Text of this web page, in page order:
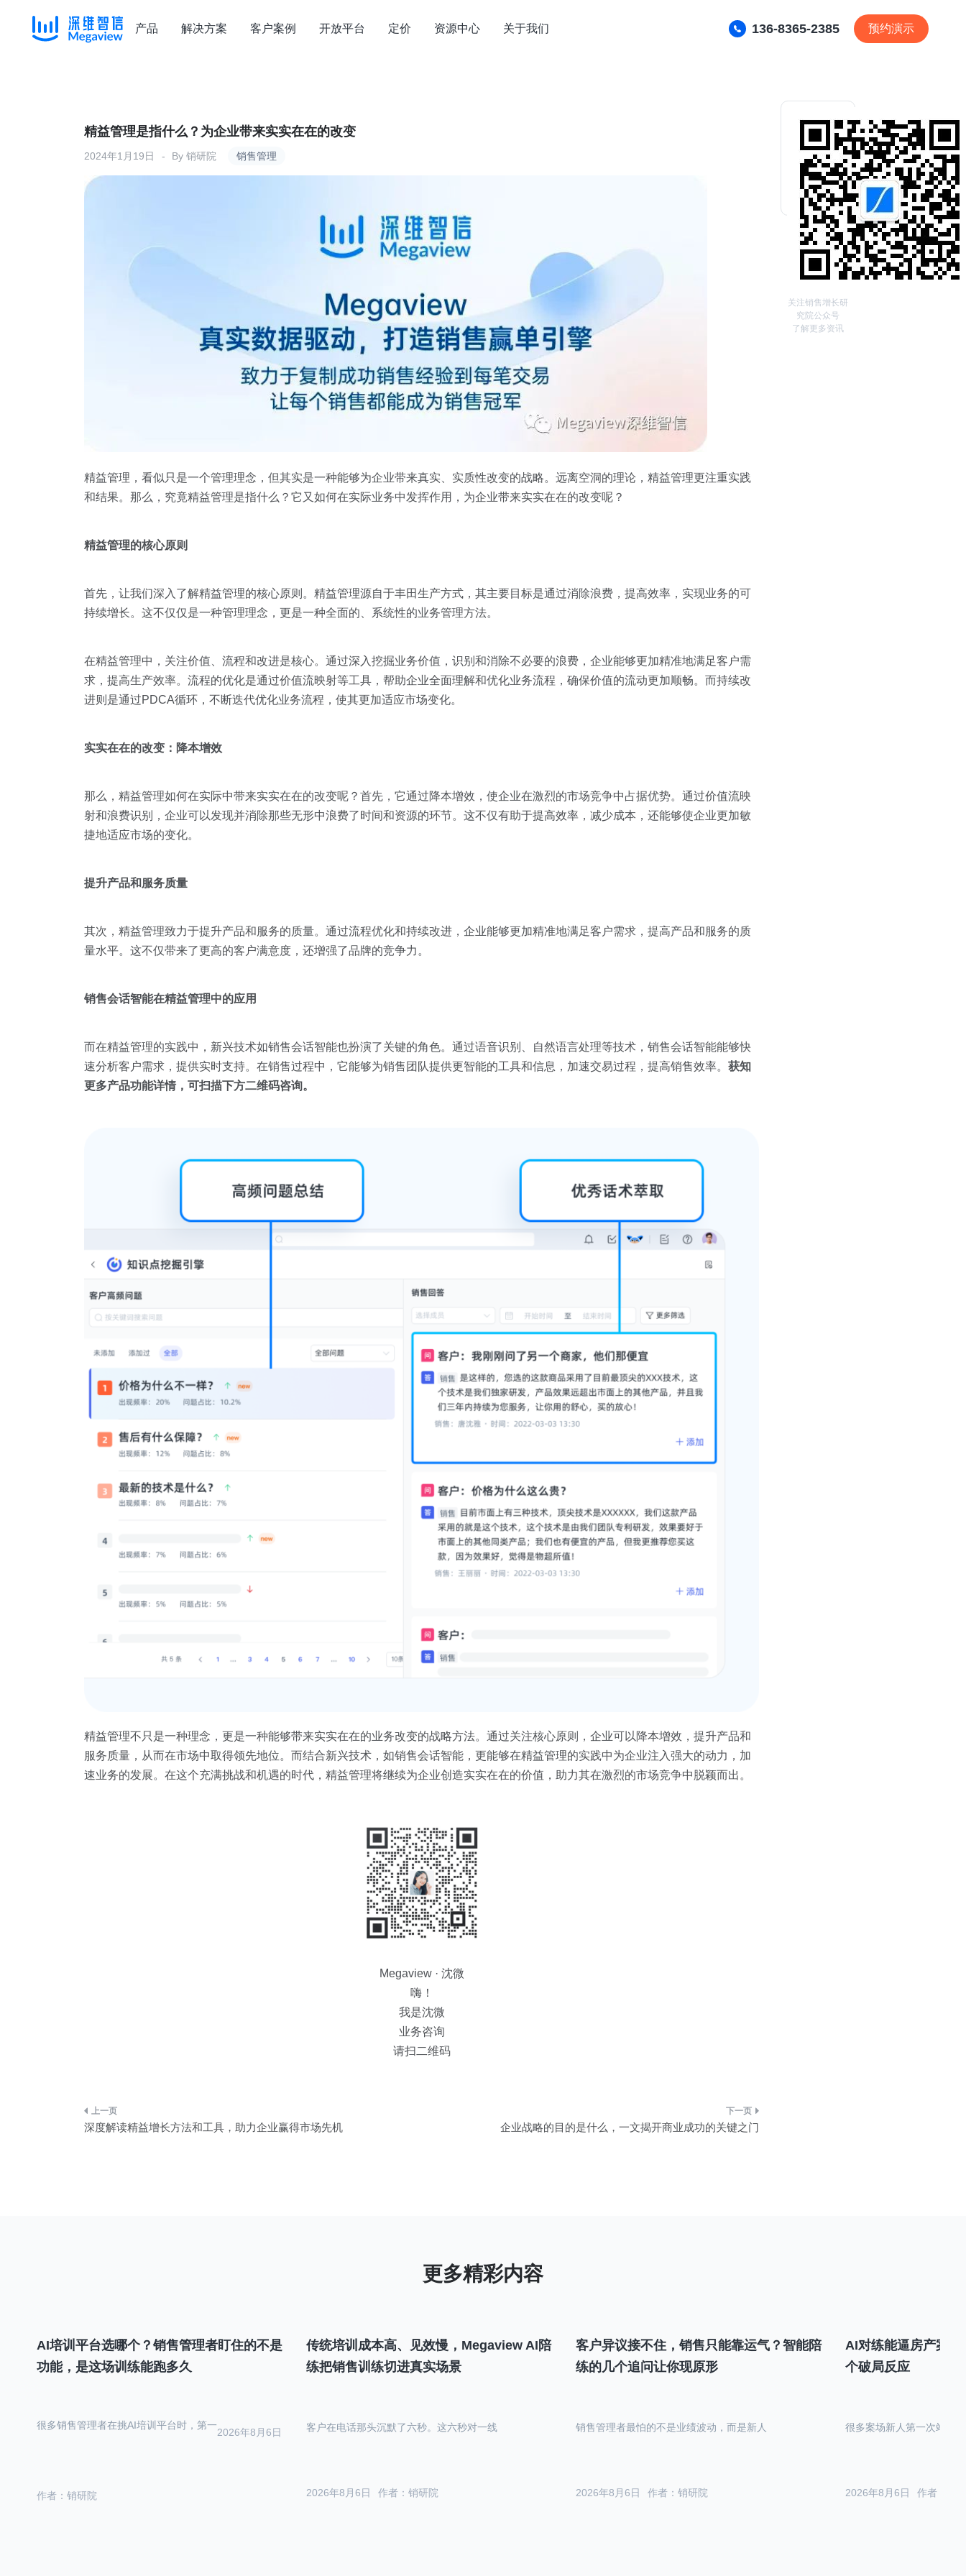
产品 解决方案 客户案例 开放平台 定价 资源中心 关于我们 136-8365-2385 预约演示
销售管理
精益管理是指什么？为企业带来实实在在的改变
2024年1月19日 By 销研院
精益管理，看似只是一个管理理念，但其实是一种能够为企业带来真实、实质性改变的战略。远离空洞的理论，精益管理更注重实践
和结果。那么，究竟精益管理是指什么？它又如何在实际业务中发挥作用，为企业带来实实在在的改变呢？
精益管理的核心原则
首先，让我们深入了解精益管理的核心原则。精益管理源自于丰田生产方式，其主要目标是通过消除浪费，提高效率，实现业务的可
持续增长。这不仅仅是一种管理理念，更是一种全面的、系统性的业务管理方法。
在精益管理中，关注价值、流程和改进是核心。通过深入挖掘业务价值，识别和消除不必要的浪费，企业能够更加精准地满足客户需
求，提高生产效率。流程的优化是通过价值流映射等工具，帮助企业全面理解和优化业务流程，确保价值的流动更加顺畅。而持续改
进则是通过PDCA循环，不断迭代优化业务流程，使其更加适应市场变化。
实实在在的改变：降本增效
那么，精益管理如何在实际中带来实实在在的改变呢？首先，它通过降本增效，使企业在激烈的市场竞争中占据优势。通过价值流映
射和浪费识别，企业可以发现并消除那些无形中浪费了时间和资源的环节。这不仅有助于提高效率，减少成本，还能够使企业更加敏
捷地适应市场的变化。
提升产品和服务质量
其次，精益管理致力于提升产品和服务的质量。通过流程优化和持续改进，企业能够更加精准地满足客户需求，提高产品和服务的质
量水平。这不仅带来了更高的客户满意度，还增强了品牌的竞争力。
销售会话智能在精益管理中的应用
而在精益管理的实践中，新兴技术如销售会话智能也扮演了关键的角色。通过语音识别、自然语言处理等技术，销售会话智能能够快
速分析客户需求，提供实时支持。在销售过程中，它能够为销售团队提供更智能的工具和信息，加速交易过程，提高销售效率。 获知
更多产品功能详情，可扫描下方二维码咨询。
精益管理不只是一种理念，更是一种能够带来实实在在的业务改变的战略方法。通过关注核心原则，企业可以降本增效，提升产品和
服务质量，从而在市场中取得领先地位。而结合新兴技术，如销售会话智能，更能够在精益管理的实践中为企业注入强大的动力，加
速业务的发展。在这个充满挑战和机遇的时代，精益管理将继续为企业创造实实在在的价值，助力其在激烈的市场竞争中脱颖而出。
Megaview · 沈微
嗨！
我是沈微
业务咨询
请扫二维码
文
深度解读精益增长方法和工具，助力企业赢得市场先机 企业战略的目的是什么，一文揭开商业成功的关键之门
关注销售增长研
究院公众号
了解更多资讯
AI培训平台选哪个？销售管理者盯住的不是
功能，是这场训练能跑多久
作者：销研院
2026年8月6日
很多销售管理者在挑AI培训平台时，第一
传统培训成本高、见效慢，Megaview AI陪
练把销售训练切进真实场景
作者：销研院
2026年8月6日
客户在电话那头沉默了六秒。这六秒对一线
客户异议接不住，销售只能靠运气？智能陪
练的几个追问让你现原形
作者：销研院
2026年8月6日
销售管理者最怕的不是业绩波动，而是新人
AI对练能逼房产案
个破局反应
作者：销
2026年8月6日
很多案场新人第一次站在